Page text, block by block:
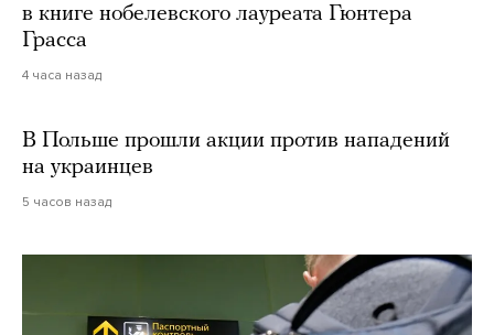
в книге нобелевского лауреата Гюнтера
Грасса
4 часа назад
В Польше прошли акции против нападений
на украинцев
5 часов назад